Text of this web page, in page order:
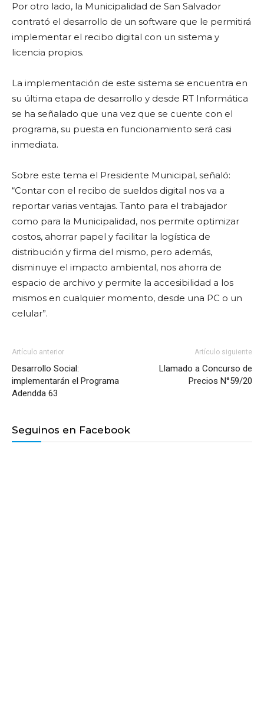
Por otro lado, la Municipalidad de San Salvador
contrató el desarrollo de un software que le permitirá
implementar el recibo digital con un sistema y
licencia propios.
La implementación de este sistema se encuentra en
su última etapa de desarrollo y desde RT Informática
se ha señalado que una vez que se cuente con el
programa, su puesta en funcionamiento será casi
inmediata.
Sobre este tema el Presidente Municipal, señaló:
“Contar con el recibo de sueldos digital nos va a
reportar varias ventajas. Tanto para el trabajador
como para la Municipalidad, nos permite optimizar
costos, ahorrar papel y facilitar la logística de
distribución y firma del mismo, pero además,
disminuye el impacto ambiental, nos ahorra de
espacio de archivo y permite la accesibilidad a los
mismos en cualquier momento, desde una PC o un
celular”.
Artículo anterior
Desarrollo Social:
implementarán el Programa
Adendda 63
Artículo siguiente
Llamado a Concurso de
Precios N°59/20
Seguinos en Facebook